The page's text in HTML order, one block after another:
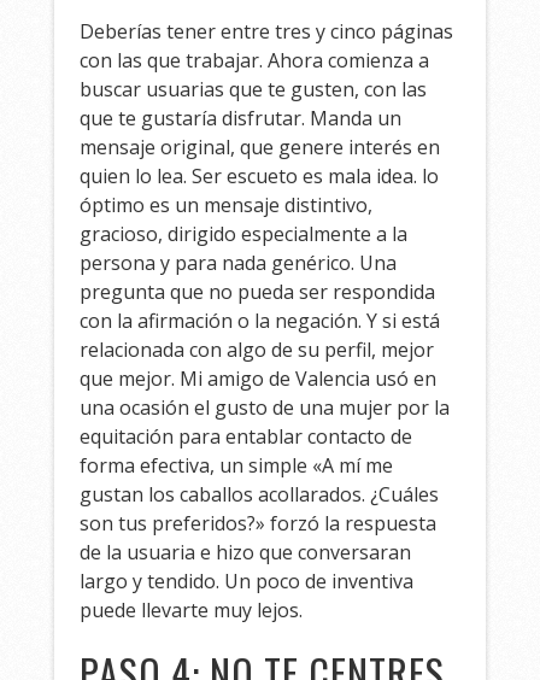
Deberías tener entre tres y cinco páginas
con las que trabajar. Ahora comienza a
buscar usuarias que te gusten, con las
que te gustaría disfrutar. Manda un
mensaje original, que genere interés en
quien lo lea. Ser escueto es mala idea. lo
óptimo es un mensaje distintivo,
gracioso, dirigido especialmente a la
persona y para nada genérico. Una
pregunta que no pueda ser respondida
con la afirmación o la negación. Y si está
relacionada con algo de su perfil, mejor
que mejor. Mi amigo de Valencia usó en
una ocasión el gusto de una mujer por la
equitación para entablar contacto de
forma efectiva, un simple «A mí me
gustan los caballos acollarados. ¿Cuáles
son tus preferidos?» forzó la respuesta
de la usuaria e hizo que conversaran
largo y tendido. Un poco de inventiva
puede llevarte muy lejos.